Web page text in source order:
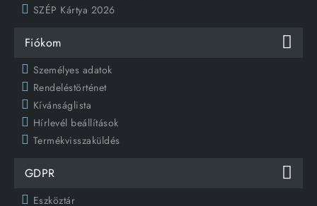
SZÉP Kártya 2026
Fiókom
Személyes adatok
Rendeléstörténet
Kívánságlista
Hírlevél beállítások
Termékvisszaküldés
GDPR
Eszköztár